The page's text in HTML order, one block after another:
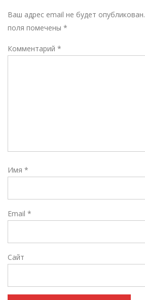
Ваш адрес email не будет опубликован.
поля помечены *
Комментарий *
Имя *
Email *
Сайт